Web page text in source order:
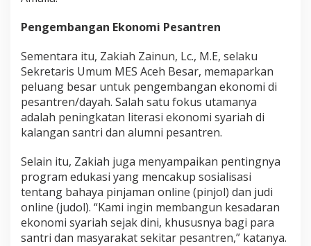
Pengembangan Ekonomi Pesantren
Sementara itu, Zakiah Zainun, Lc., M.E, selaku
Sekretaris Umum MES Aceh Besar, memaparkan
peluang besar untuk pengembangan ekonomi di
pesantren/dayah. Salah satu fokus utamanya
adalah peningkatan literasi ekonomi syariah di
kalangan santri dan alumni pesantren.
Selain itu, Zakiah juga menyampaikan pentingnya
program edukasi yang mencakup sosialisasi
tentang bahaya pinjaman online (pinjol) dan judi
online (judol). “Kami ingin membangun kesadaran
ekonomi syariah sejak dini, khususnya bagi para
santri dan masyarakat sekitar pesantren,” katanya.